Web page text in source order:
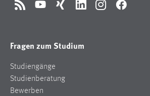
RSS YouTubeXing LinkedInInstagramFacebook
Fragen zum Studium
Studiengänge
Studienberatung
Bewerben